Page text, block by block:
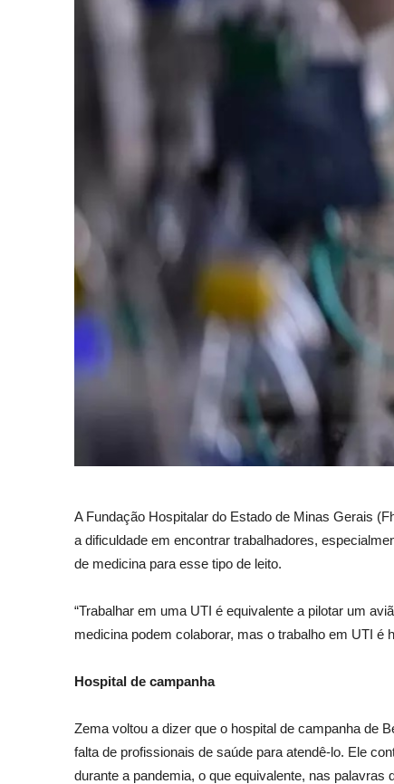
A Fundação Hospitalar do Estado de Minas Gerais
a dificuldade em encontrar trabalhadores,
de medicina para esse tipo de leito.
“Trabalhar em uma UTI é equivalente a pilotar um
medicina podem colaborar, mas o trabalho em UTI é
Hospital de campanha
Zema voltou a dizer que o hospital de campanha de
falta de profissionais de saúde para atendê-lo. Ele
durante a pandemia, o que equivalente, nas palavras